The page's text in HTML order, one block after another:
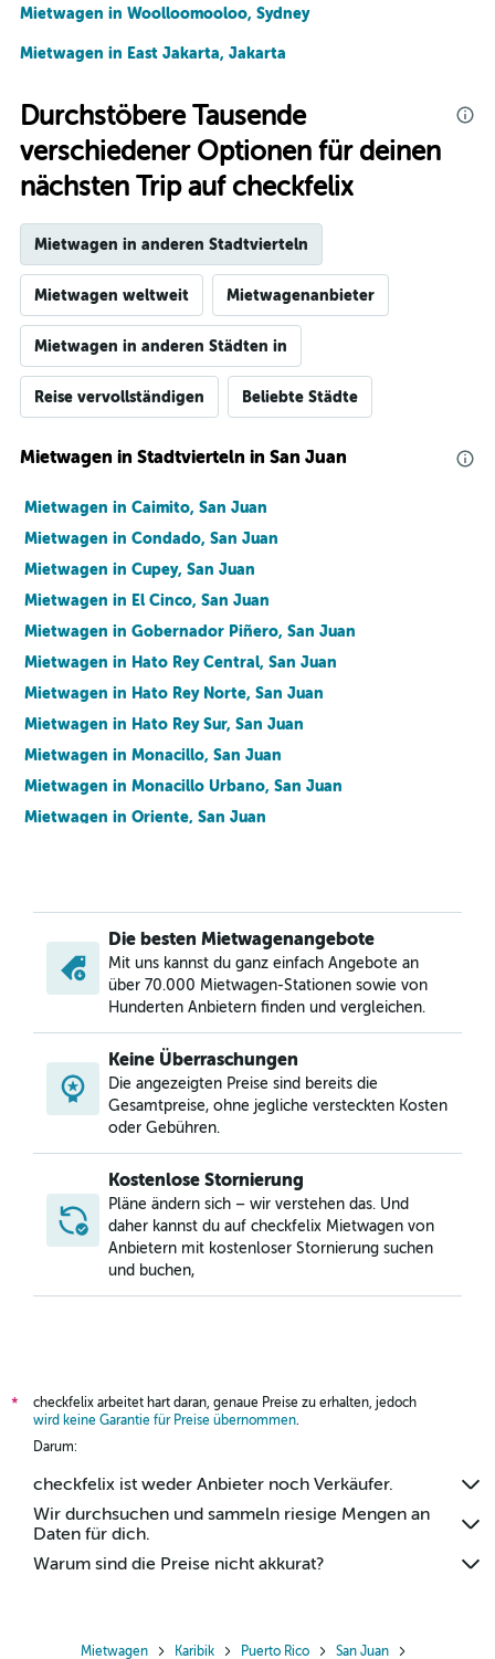
Mietwagen in Woolloomooloo, Sydney
Mietwagen in East Jakarta, Jakarta
Durchstöbere Tausende
verschiedener Optionen für deinen
nächsten Trip auf checkfelix
Mietwagen in anderen Stadtvierteln
Mietwagen weltweit Mietwagenanbieter
Mietwagen in anderen Städten in
Reise vervollständigen Beliebte Städte
Mietwagen in Stadtvierteln in San Juan
Mietwagen in Caimito, San Juan
Mietwagen in Condado, San Juan
Mietwagen in Cupey, San Juan
Mietwagen in El Cinco, San Juan
Mietwagen in Gobernador Piñero, San Juan
Mietwagen in Hato Rey Central, San Juan
Mietwagen in Hato Rey Norte, San Juan
Mietwagen in Hato Rey Sur, San Juan
Mietwagen in Monacillo, San Juan
Mietwagen in Monacillo Urbano, San Juan
Mietwagen in Oriente, San Juan
Mietwagen in Sabana Llana Norte, San Juan
Mietwagen in Sabana Llana Sur, San Juan
Mietwagen in San Juan Antiguo, San Juan
Mietwagen in Santurce, San Juan
Mietwagen in Tortugo, San Juan
Mietwagen in Universidad, San Juan
Die besten Mietwagenangebote
Mit uns kannst du ganz einfach Angebote an
über 70.000 Mietwagen-Stationen sowie von
Hunderten Anbietern finden und vergleichen.
Keine Überraschungen
Die angezeigten Preise sind bereits die
Gesamtpreise, ohne jegliche versteckten Kosten
oder Gebühren.
Kostenlose Stornierung
Pläne ändern sich – wir verstehen das. Und
daher kannst du auf checkfelix Mietwagen von
Anbietern mit kostenloser Stornierung suchen
und buchen,
*
checkfelix arbeitet hart daran, genaue Preise zu erhalten, jedoch
wird keine Garantie für Preise übernommen.
Darum:
checkfelix ist weder Anbieter noch Verkäufer.
Wir durchsuchen und sammeln riesige Mengen an
Daten für dich.
Warum sind die Preise nicht akkurat?
Mietwagen Karibik Puerto Rico San Juan